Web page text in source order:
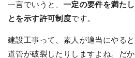
一言でいうと、 一定の要件を満た
とを示す許可制度です。
建設工事って、素人が適当にやる
道管が破裂したりしますよね。だ